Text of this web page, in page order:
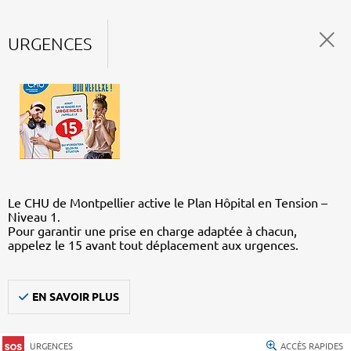
URGENCES
Le CHU de Montpellier active le Plan Hôpital en Tension –
Niveau 1.
Pour garantir une prise en charge adaptée à chacun,
appelez le 15 avant tout déplacement aux urgences.
EN SAVOIR PLUS
URGENCES ACCÈS RAPIDES